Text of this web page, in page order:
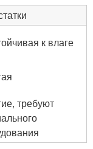
к влаге
требуют